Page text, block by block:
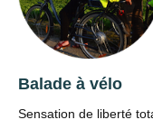
Balade à vélo
Sensation de liberté